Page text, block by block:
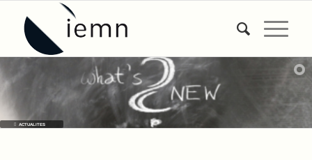
ACTUALITES